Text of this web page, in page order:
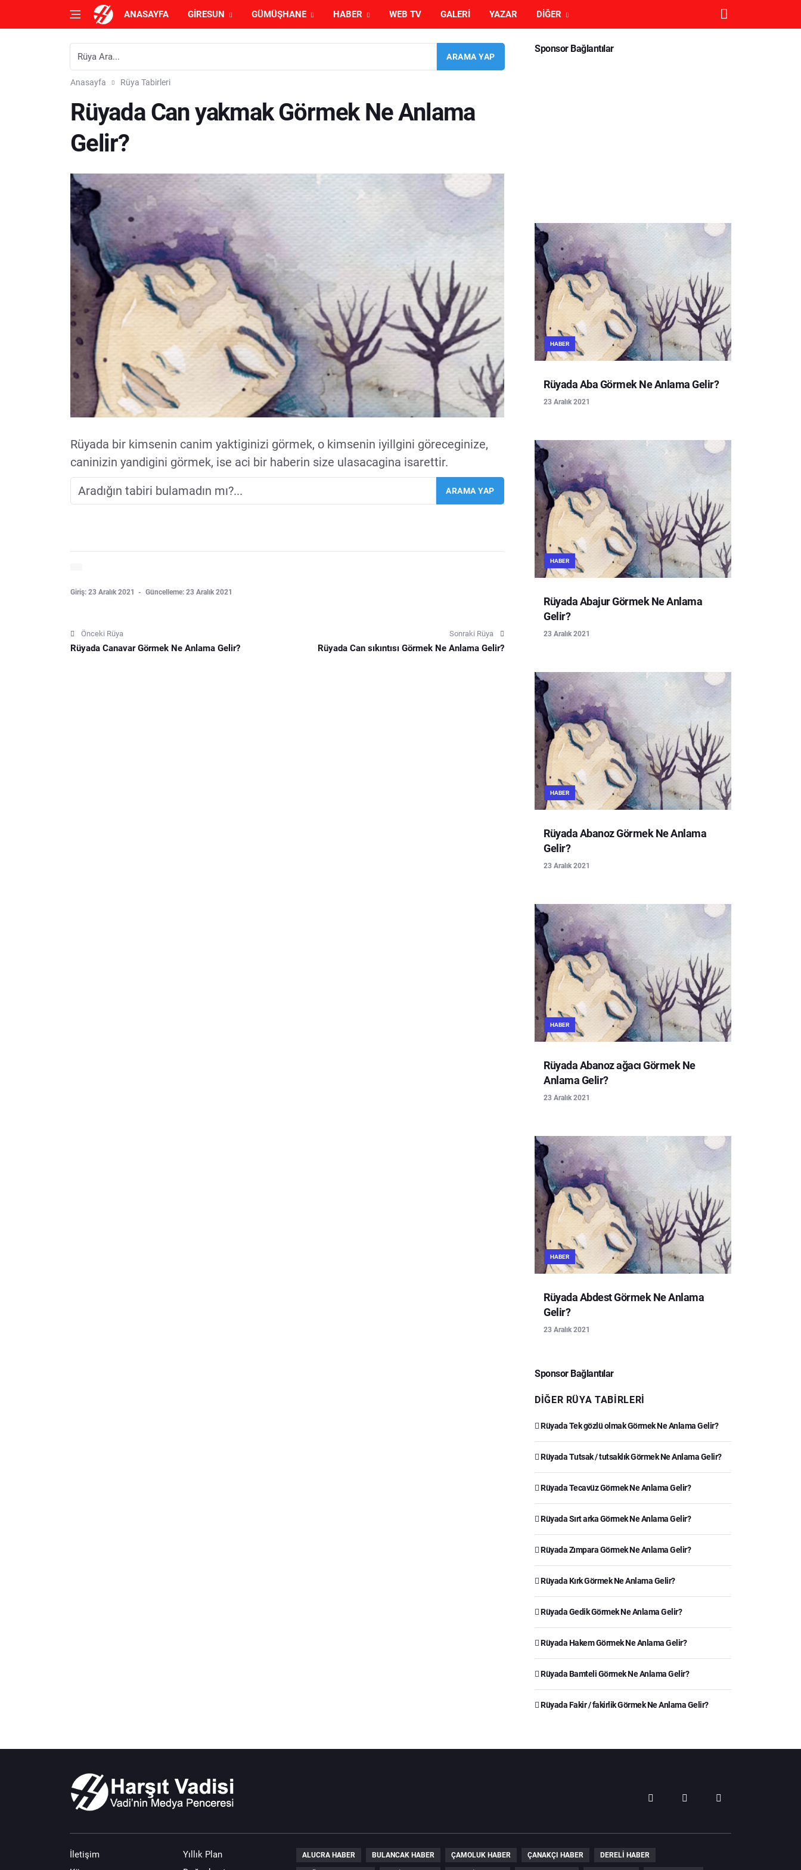
ANASAYFA GIRESUN GÜMÜŞHANE HABER WEB TV GALERI YAZAR DIĞER
Anasayfa Rüya Tabirleri
Rüyada Can yakmak Görmek Ne Anlama
Gelir?
Rüyada bir kimsenin canim yaktiginizi görmek, o kimsenin iyillgini göreceginize,
caninizin yandigini görmek, ise aci bir haberin size ulasacagina isarettir.
Giriş: 23 Aralık 2021 Güncelleme: 23 Aralık 2021
Önceki Rüya
Rüyada Canavar Görmek Ne Anlama Gelir?
Sonraki Rüya
Rüyada Can sıkıntısı Görmek Ne Anlama Gelir?
Sponsor Bağlantılar
HABER
Rüyada Aba Görmek Ne Anlama Gelir?
23 Aralık 2021
HABER
Rüyada Abajur Görmek Ne Anlama
Gelir?
23 Aralık 2021
HABER
Rüyada Abanoz Görmek Ne Anlama
Gelir?
23 Aralık 2021
HABER
Rüyada Abanoz ağacı Görmek Ne
Anlama Gelir?
23 Aralık 2021
HABER
Rüyada Abdest Görmek Ne Anlama
Gelir?
23 Aralık 2021
Sponsor Bağlantılar
DIĞER RÜYA TABIRLERI
Rüyada Tek gözlü olmak Görmek Ne Anlama Gelir?
Rüyada Tutsak / tutsaklık Görmek Ne Anlama Gelir?
Rüyada Tecavüz Görmek Ne Anlama Gelir?
Rüyada Sırt arka Görmek Ne Anlama Gelir?
Rüyada Zımpara Görmek Ne Anlama Gelir?
Rüyada Kırk Görmek Ne Anlama Gelir?
Rüyada Gedik Görmek Ne Anlama Gelir?
Rüyada Hakem Görmek Ne Anlama Gelir?
Rüyada Bamteli Görmek Ne Anlama Gelir?
Rüyada Fakir / fakirlik Görmek Ne Anlama Gelir?
İletişim
Yıllık Plan
ALUCRA HABER BULANCAK HABER ÇAMOLUK HABER ÇANAKÇI HABER DERELI HABER